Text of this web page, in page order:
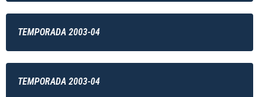
TEMPORADA 2003-04
TEMPORADA 2003-04